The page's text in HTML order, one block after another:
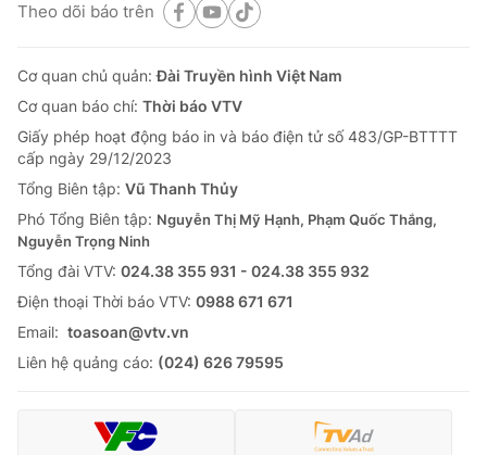
Theo dõi báo trên
Cơ quan chủ quản:Đài Truyền hình Việt Nam
Cơ quan báo chí: Thời báo VTV
Giấy phép hoạt động báo in và báo điện tử số 483/GP-BTTTT
cấp ngày 29/12/2023
Tổng Biên tập: Vũ Thanh Thủy
Phó Tổng Biên tập: Nguyễn Thị Mỹ Hạnh, Phạm Quốc Thắng,
Nguyễn Trọng Ninh
Tổng đài VTV: 024.38 355 931 - 024.38 355 932
Ðiện thoại Thời báo VTV: 0988 671 671
Email: toasoan@vtv.vn
Liên hệ quảng cáo: (024) 626 79595